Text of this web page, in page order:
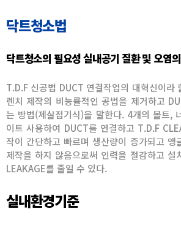
닥트청소법
닥트청소의 필요성 실내공기 질환 및 오염
T.D.F 신공법 DUCT 연결작업의 대혁신이라
렌치 제작의 비능률적인 공법을 제거하고
는 방법(제살접기식)을 말한다. 4개의 볼트,
이트 사용하여 DUCT를 연결하고 T.D.F
작이 간단하고 빠르며 생산량이 증가되고 앵
제작을 하지 않음으로써 인력을 절감하고 설
LEAKAGE를 줄일 수 있다.
실내환경기준